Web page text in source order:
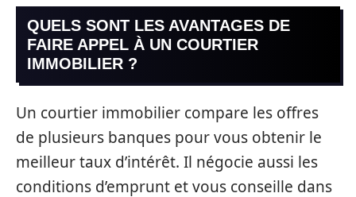
QUELS SONT LES AVANTAGES DE
FAIRE APPEL À UN COURTIER
IMMOBILIER ?
Un courtier immobilier compare les offres
de plusieurs banques pour vous obtenir le
meilleur taux d’intérêt. Il négocie aussi les
conditions d’emprunt et vous conseille dans